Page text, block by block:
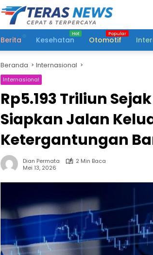
Berita Kesehatan Otomotif
Beranda Internasional
Internasional
Rp5.193 Triliun
Siapkan Jalan
Ketergantungan
Dian Permata
2 Min Baca
Mei 13, 2026